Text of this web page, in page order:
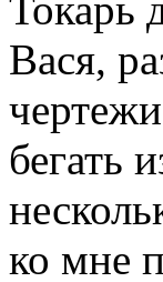
Вася,
бегать
ко мне